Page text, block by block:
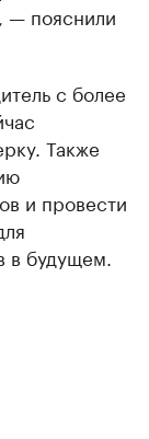
— пояснили
с более
Также
и провести
в будущем.